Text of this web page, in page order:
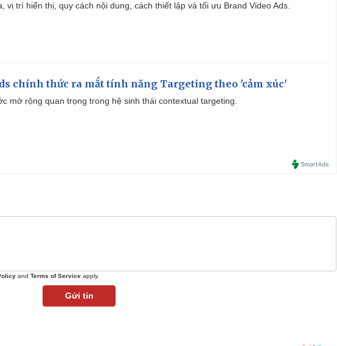
vị trí hiển thị, quy cách nội dung, cách thiết lập và tối ưu Brand Video Ads.
chính thức ra mắt tính năng Targeting theo 'cảm xúc'
mở rộng quan trọng trong hệ sinh thái contextual targeting.
and Terms of Service apply.
Gửi tin